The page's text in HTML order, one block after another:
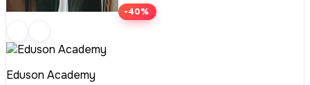
-40%
Eduson Academy